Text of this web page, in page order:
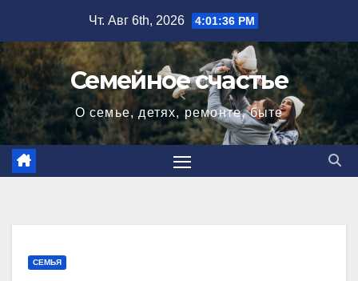
содержимому
Чт. Авг 6th, 2026 4:01:37 PM
Семейное счастье
О семье, детях, ремонте, быте
СЕМЬЯ